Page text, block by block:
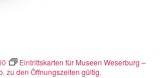
Eintrittskarten für Museen Weserburg –
zu den Öffnungszeiten gültig.